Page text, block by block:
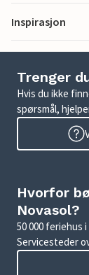
Inspirasjon
Trenger
Hvis du ikke
spørsmål,
Hvorfor
Novasol?
50 000 feriehus
Servicesteder